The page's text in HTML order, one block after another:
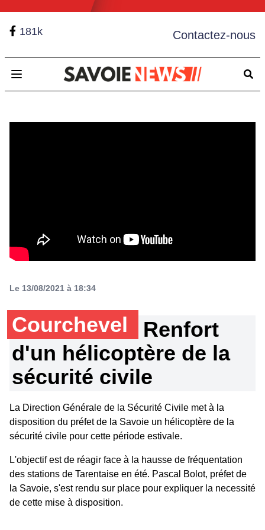
181k Contactez-nous
Open main menu
Le 13/08/2021 à 18:34
Courchevel
Renfort
d'un hélicoptère de la
sécurité civile
La Direction Générale de la Sécurité Civile met à la
disposition du préfet de la Savoie un hélicoptère de la
sécurité civile pour cette période estivale.
L'objectif est de réagir face à la hausse de fréquentation
des stations de Tarentaise en été. Pascal Bolot, préfet de
la Savoie, s'est rendu sur place pour expliquer la necessité
de cette mise à disposition.